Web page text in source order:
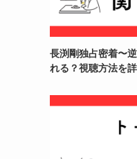
長渕剛独占密着〜
れる？視聴方法を